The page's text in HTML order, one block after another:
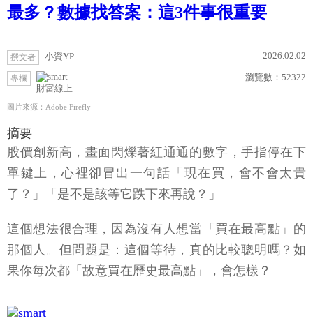
最多？數據找答案：這3件事很重要
撰文者 小資YP 2026.02.02
專欄
財富線上
瀏覽數： 52322
圖片來源：Adobe Firefly
摘要
股價創新高，畫面閃爍著紅通通的數字，手指停在下
單鍵上，心裡卻冒出一句話「現在買，會不會太貴
了？」「是不是該等它跌下來再說？」
這個想法很合理，因為沒有人想當「買在最高點」的
那個人。但問題是：這個等待，真的比較聰明嗎？如
果你每次都「故意買在歷史最高點」，會怎樣？